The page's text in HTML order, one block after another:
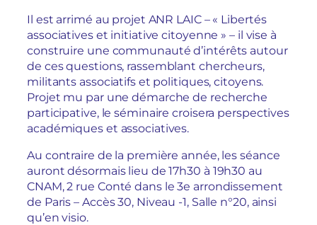
Il est arrimé au projet ANR LAIC – « Libertés
associatives et initiative citoyenne » – il vise à
construire une communauté d’intérêts autour
de ces questions, rassemblant chercheurs,
militants associatifs et politiques, citoyens.
Projet mu par une démarche de recherche
participative, le séminaire croisera perspectives
académiques et associatives.
Au contraire de la première année, les séance
auront désormais lieu de 17h30 à 19h30 au
CNAM, 2 rue Conté dans le 3e arrondissement
de Paris – Accès 30, Niveau -1, Salle n°20, ainsi
qu’en visio.